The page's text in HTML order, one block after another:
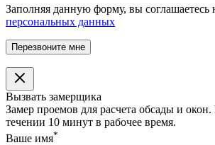
Заполняя данную форму, вы соглашаетесь
персональных данных
Вызвать замерщика
Замер проемов для расчета обсады и
течении 10 минут в рабочее время.
Ваше имя*